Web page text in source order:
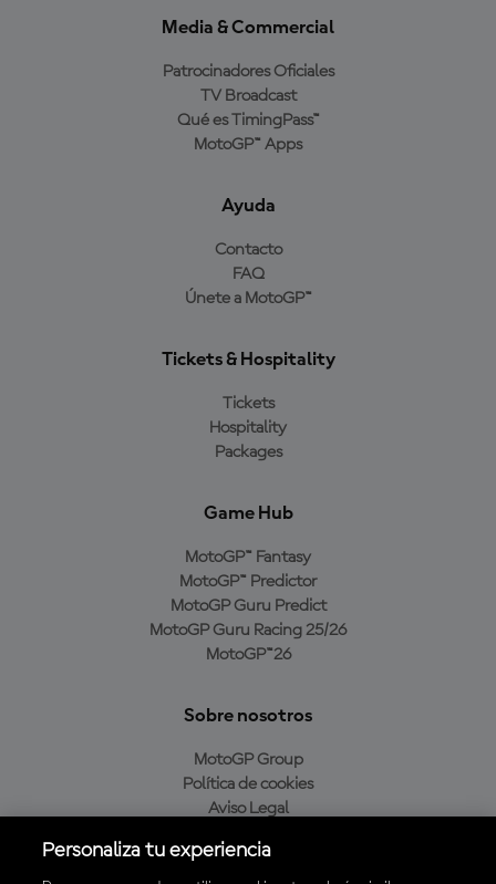
Media & Commercial
Patrocinadores Oficiales
TV Broadcast
Qué es TimingPass™
MotoGP™ Apps
Ayuda
Contacto
FAQ
Únete a MotoGP™
Tickets & Hospitality
Tickets
Hospitality
Packages
Game Hub
MotoGP™ Fantasy
MotoGP™ Predictor
MotoGP Guru Predict
MotoGP Guru Racing 25/26
MotoGP™26
Sobre nosotros
MotoGP Group
Política de cookies
Aviso Legal
Política de compra
Personaliza tu experiencia